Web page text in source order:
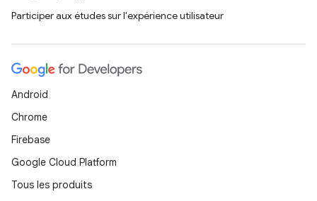
Participer aux études sur l'expérience utilisateur
Android
Chrome
Firebase
Google Cloud Platform
Tous les produits